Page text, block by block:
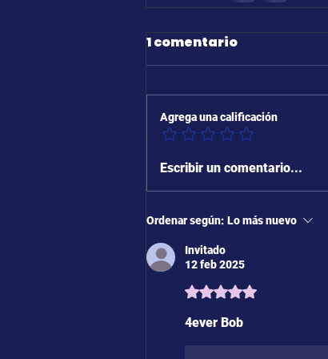
1 comentario
Agrega una calificación
Escribir un comentario...
Ordenar según: Lo más nuevo
Invitado
12 feb 2025
Obtuvo 5 de 5 estrellas.
4ever Bob